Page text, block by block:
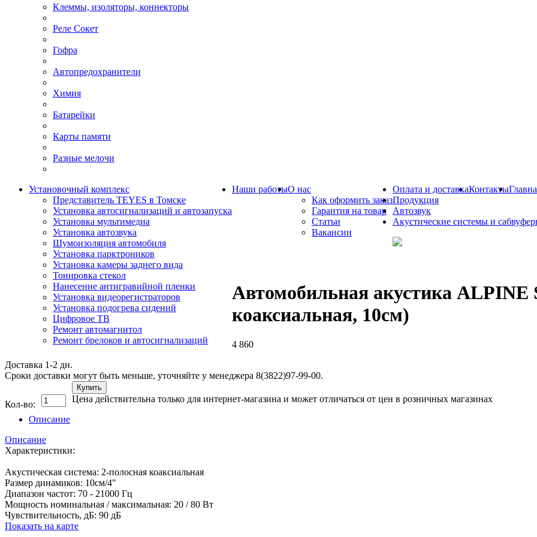
Клеммы, изоляторы, коннекторы
Реле Сокет
Гофра
Автопредохранители
Химия
Батарейки
Карты памяти
Разные мелочи
Установочный комплекс
Представитель TEYES в Томске
Установка автосигнализаций и автозапуска
Установка мультимедиа
Установка автозвука
Шумоизоляция автомобиля
Установка парктроников
Установка камеры заднего вида
Тонировка стекол
Нанесение антигравийной пленки
Установка видеорегистраторов
Установка подогрева сидений
Цифровое ТВ
Ремонт автомагнитол
Ремонт брелоков и автосигнализаций
Наши работыО нас
Как оформить заказ
Гарантия на товар
Статьи
Вакансии
Оплата и доставкаКонтакты
Продукция
Автозвук
Акустические системы и
Автомобильная акустика ALPINE
коаксиальная, 10см)
4 860
Доставка 1-2 дн.
Сроки доставки могут быть меньше, уточняйте у менеджера 8(3822)97-99-00.
Кол-во:
Купить
Цена действительна только для интернет-магазина и может отличаться от цен в розничных магазинах
Описание
Описание
Характеристики:
Акустическая система: 2-полосная коаксиальная
Размер динамиков: 10см/4"
Диапазон частот: 70 - 21000 Гц
Мощность номинальная / максимальная: 20 / 80 Вт
Чувствительность, дБ: 90 дБ
Показать на карте